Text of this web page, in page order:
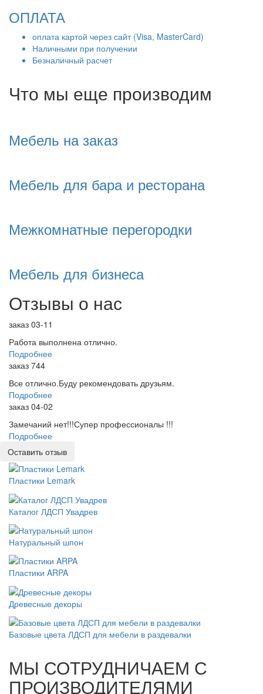
ОПЛАТА
оплата картой через сайт (Visa, MasterCard)
Наличными при получении
Безналичный расчет
Что мы еще производим
Мебель на заказ
Мебель для бара и ресторана
Межкомнатные перегородки
Мебель для бизнеса
Отзывы о нас
заказ 03-11
Работа выполнена отлично.
Подробнее
заказ 744
Все отлично.Буду рекомендовать друзьям.
Подробнее
заказ 04-02
Замечаний нет!!!Супер профессионалы !!!
Подробнее
Оставить отзыв
Пластики Lemark
Каталог ЛДСП Увадрев
Натуральный шпон
Пластики ARPA
Древесные декоры
Базовые цвета ЛДСП для мебели в раздевалки
МЫ СОТРУДНИЧАЕМ С
ПРОИЗВОДИТЕЛЯМИ